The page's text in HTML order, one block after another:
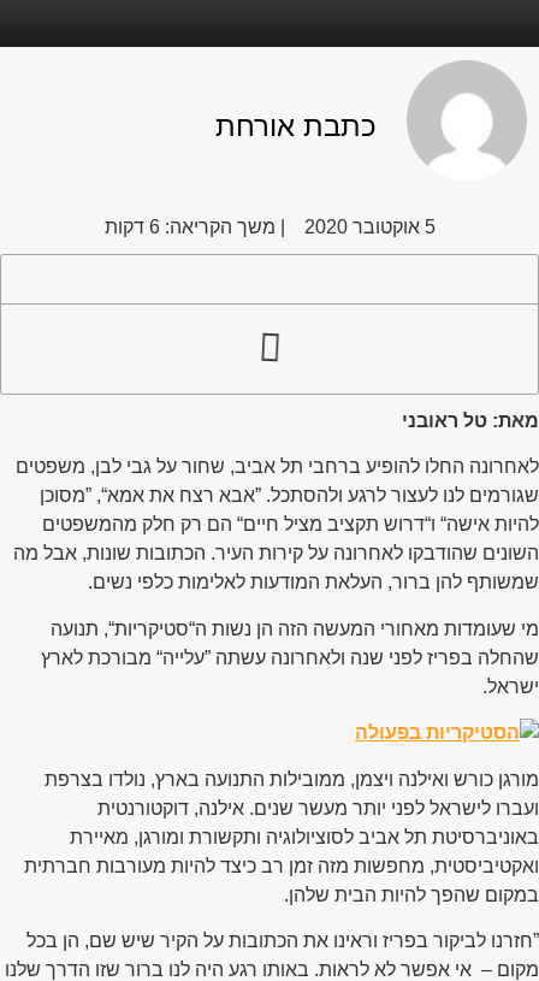
כתבת אורחת
5 אוקטובר 2020 | משך הקריאה: 6 דקות
מאת: טל ראובני
לאחרונה החלו להופיע ברחבי תל אביב, שחור על גבי לבן, משפטים
שגורמים לנו לעצור לרגע ולהסתכל. ”אבא רצח את אמא“, ”מסוכן
להיות אישה“ ו“דרוש תקציב מציל חיים“ הם רק חלק מהמשפטים
השונים שהודבקו לאחרונה על קירות העיר. הכתובות שונות, אבל מה
שמשותף להן ברור, העלאת המודעות לאלימות כלפי נשים.
מי שעומדות מאחורי המעשה הזה הן נשות ה“סטיקריות“, תנועה
שהחלה בפריז לפני שנה ולאחרונה עשתה ”עלייה“ מבורכת לארץ
ישראל.
מורגן כורש ואילנה ויצמן, ממובילות התנועה בארץ, נולדו בצרפת
ועברו לישראל לפני יותר מעשר שנים. אילנה, דוקטורנטית
באוניברסיטת תל אביב לסוציולוגיה ותקשורת ומורגן, מאיירת
ואקטיביסטית, מחפשות מזה זמן רב כיצד להיות מעורבות חברתית
במקום שהפך להיות הבית שלהן.
”חזרנו לביקור בפריז וראינו את הכתובות על הקיר שיש שם, הן בכל
מקום – אי אפשר לא לראות. באותו רגע היה לנו ברור שזו הדרך שלנו